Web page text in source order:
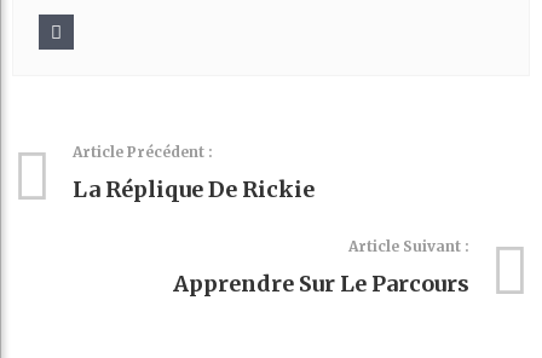
Article Précédent :
La Réplique De Rickie
Article Suivant :
Apprendre Sur Le Parcours